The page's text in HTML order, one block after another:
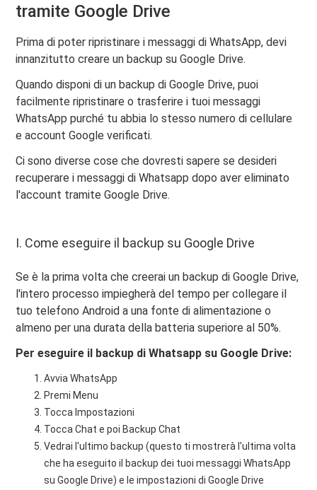
tramite Google Drive
Prima di poter ripristinare i messaggi di WhatsApp, devi
innanzitutto creare un backup su Google Drive.
Quando disponi di un backup di Google Drive, puoi
facilmente ripristinare o trasferire i tuoi messaggi
WhatsApp purché tu abbia lo stesso numero di cellulare
e account Google verificati.
Ci sono diverse cose che dovresti sapere se desideri
recuperare i messaggi di Whatsapp dopo aver eliminato
l'account tramite Google Drive.
I. Come eseguire il backup su Google Drive
Se è la prima volta che creerai un backup di Google Drive,
l'intero processo impiegherà del tempo per collegare il
tuo telefono Android a una fonte di alimentazione o
almeno per una durata della batteria superiore al 50%.
Per eseguire il backup di Whatsapp su Google Drive:
Avvia WhatsApp
Premi Menu
Tocca Impostazioni
Tocca Chat e poi Backup Chat
Vedrai l'ultimo backup (questo ti mostrerà l'ultima volta
che ha eseguito il backup dei tuoi messaggi WhatsApp
su Google Drive) e le impostazioni di Google Drive